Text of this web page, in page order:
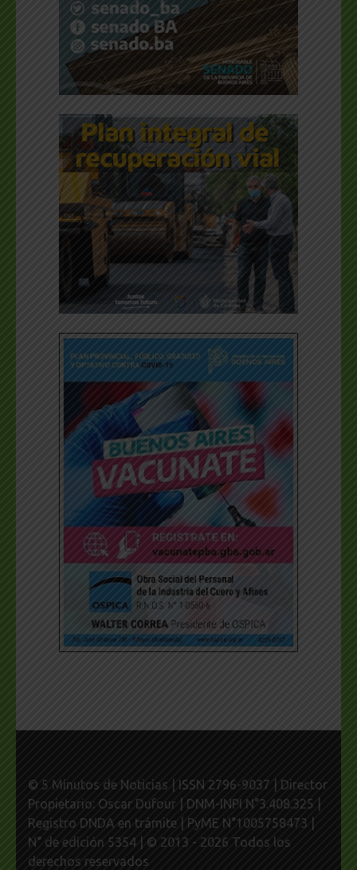
© 5 Minutos de Noticias | ISSN 2796-9037 | Director
Propietario: Oscar Dufour | DNM-INPI N°3.408.325 |
Registro DNDA en trámite | PyME N°1005758473 |
N° de edición 5354 | © 2013 - 2026 Todos los
derechos reservados